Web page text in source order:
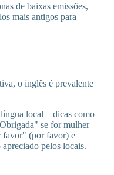
de baixas emissões,
mais antigos para
o inglês é prevalente
local – dicas como
se for mulher
favor" (por favor) e
pelos locais.